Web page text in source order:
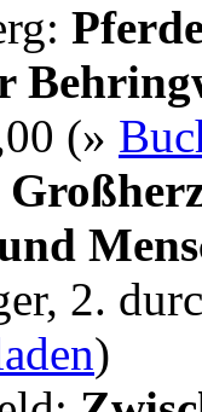
(»
und
2.
)